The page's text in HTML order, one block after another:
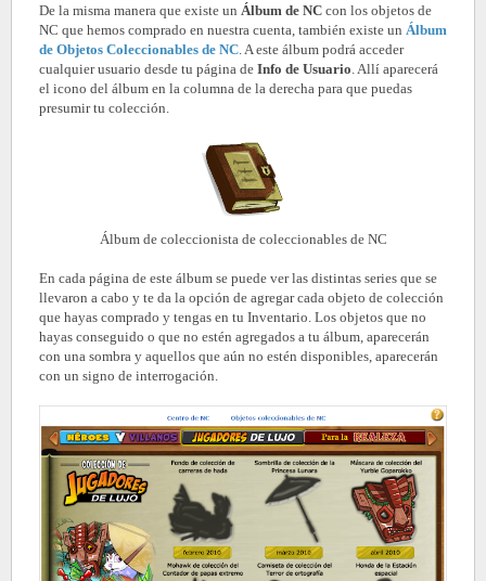
De la misma manera que existe un Álbum de NC con los objetos de
NC que hemos comprado en nuestra cuenta, también existe un Álbum
de Objetos Coleccionables de NC . A este álbum podrá acceder
cualquier usuario desde tu página de Info de Usuario . Allí aparecerá
el icono del álbum en la columna de la derecha para que puedas
presumir tu colección.
Álbum de coleccionista de coleccionables de NC
En cada página de este álbum se puede ver las distintas series que se
llevaron a cabo y te da la opción de agregar cada objeto de colección
que hayas comprado y tengas en tu Inventario. Los objetos que no
hayas conseguido o que no estén agregados a tu álbum, aparecerán
con una sombra y aquellos que aún no estén disponibles, aparecerán
con un signo de interrogación.